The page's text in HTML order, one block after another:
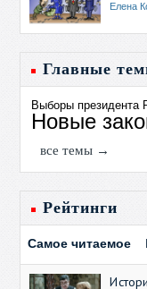
Елена
Главные
Выборы президента
Новые
все темы →
Рейтинги
Самое читаемое